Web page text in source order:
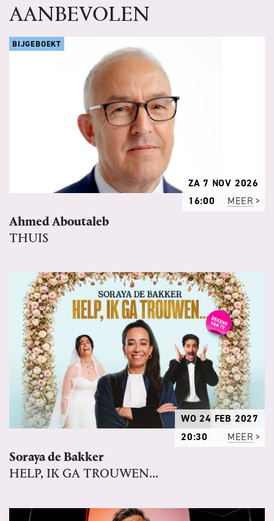
AANBEVOLEN
BIJGEBOEKT
ZA 7 NOV 2026
16:00
MEER
Ahmed Aboutaleb
THUIS
WO 24 FEB 2027
20:30
MEER
Soraya de Bakker
HELP, IK GA TROUWEN...